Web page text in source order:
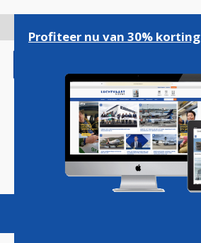
gaan
Magazine Podcasts
Profiteer nu van 30% korting